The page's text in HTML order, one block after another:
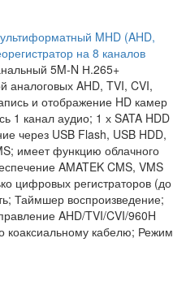
MHD (AHD,
на 8 каналов
5M-N Н.265+
аналоговых AHD, TVI, CVI,
и отображение HD камер
1 канал аудио; 1 х SATA HDD
через USB Flash, USB HDD,
имеет функцию облачного
AMATEK CMS, VMS
цифровых регистраторов (до
Таймшер воспроизведение;
AHD/TVI/CVI/960H
кабелю; Режим